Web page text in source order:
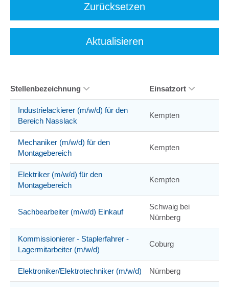
Zurücksetzen
Aktualisieren
Stellenbezeichnung Einsatzort
Industrielackierer (m/w/d) für den
Bereich Nasslack
Kempten
Mechaniker (m/w/d) für den
Montagebereich
Kempten
Elektriker (m/w/d) für den
Montagebereich
Kempten
Sachbearbeiter (m/w/d) Einkauf
Schwaig bei
Nürnberg
Kommissionierer - Staplerfahrer -
Lagermitarbeiter (m/w/d)
Coburg
Elektroniker/Elektrotechniker (m/w/d) Nürnberg